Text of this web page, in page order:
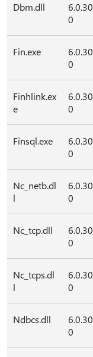
Dbm.dll
0
Fin.exe
0
Finhlink.ex
e
0
Finsql.exe
0
Nc_netb.dl
l
0
Nc_tcp.dll
0
Nc_tcps.dl
l
0
Ndbcs.dll
0